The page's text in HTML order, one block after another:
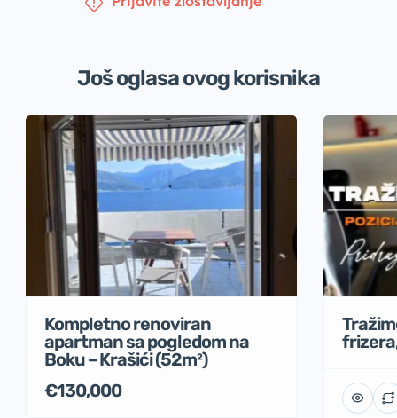
Još oglasa ovog korisnika
Kompletno renoviran
apartman sa pogledom na
Boku – Krašići (52m²)
€130,000